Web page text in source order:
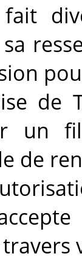
de
un
de